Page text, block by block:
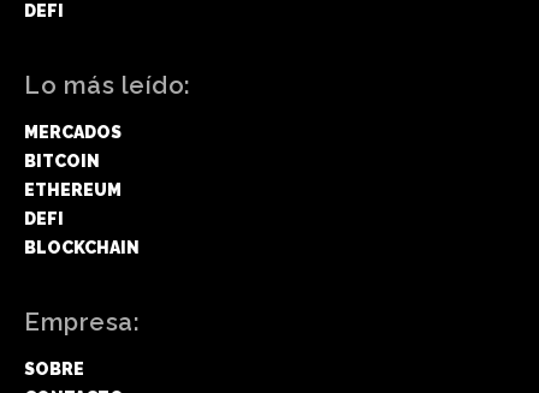
DEFI
Lo más leído:
MERCADOS
BITCOIN
ETHEREUM
DEFI
BLOCKCHAIN
Empresa:
SOBRE